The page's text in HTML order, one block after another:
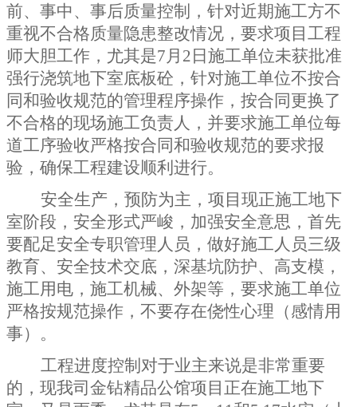
前、事中、事后质量控制，针对近期施工方不
重视不合格质量隐患整改情况，要求项目工程
师大胆工作，尤其是7月 2 日施工单位未获批准
强行浇筑地下室底板砼，针对施工单位不按合
同和验收规范的管理程序操作 ，按合同更换了
不合格的现场施工负责人，并要求施工单位每
道工序验收严格按合同和验收规范的要求报
验，确保工程建设顺利进行。
安全生产，预防为主，项目现正施工地下
室阶段，安全形式严峻，加强安全意思，首先
要配足安全专职管理人员，做好施工人员三级
教育、安全技术交底，深基坑防护、高支模，
施工用电，施工机械、外架等，要求施工单位
严格按规范操作，不要存在侥性心理（感情用
事）。
工程进度控制对于业主来说是非常重要
的，现我司金钻精品公馆项目正在施工地下